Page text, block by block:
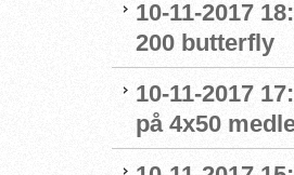
10-11-2017
200 butterfly
10-11-2017
på 4x50